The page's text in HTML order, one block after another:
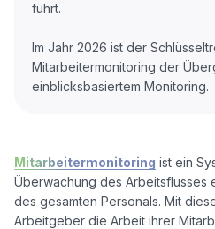
führt.
Im Jahr 2026 ist der
Mitarbeitermonitoring der
Mitarbeitermonitoring ist ein
Überwachung des Arbeitsflusses
des gesamten Personals. Mit
Arbeitgeber die Arbeit ihrer